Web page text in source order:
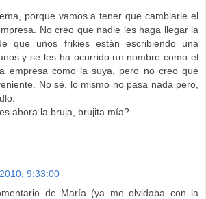
porque vamos a tener que cambiarle el
No creo que nadie les haga llegar la
que unos frikies están escribiendo una
y se les ha ocurrido un nombre como el
empresa como la suya, pero no creo que
No sé, lo mismo no pasa nada pero,
ahora la bruja, brujita mía?
9:33:00
de María (ya me olvidaba con la